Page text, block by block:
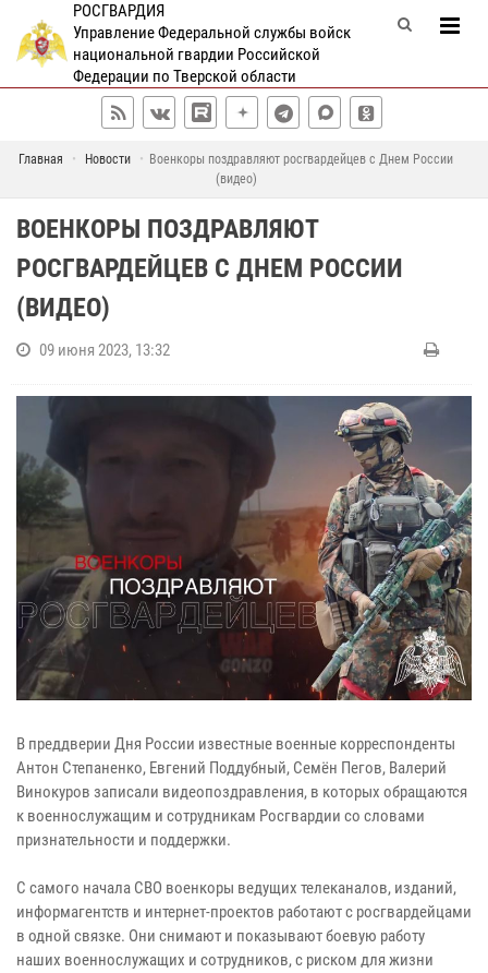
РОСГВАРДИЯ
Управление Федеральной службы войск
национальной гвардии Российской
Федерации по Тверской области
Главная Новости
Военкоры поздравляют росгвардейцев с Днем России
(видео)
ВОЕНКОРЫ ПОЗДРАВЛЯЮТ
РОСГВАРДЕЙЦЕВ С ДНЕМ РОССИИ
(ВИДЕО)
09 июня 2023, 13:32
В преддверии Дня России известные военные корреспонденты
Антон Степаненко, Евгений Поддубный, Семён Пегов, Валерий
Винокуров записали видеопоздравления, в которых обращаются
к военнослужащим и сотрудникам Росгвардии со словами
признательности и поддержки.
С самого начала СВО военкоры ведущих телеканалов, изданий,
информагентств и интернет-проектов работают с росгвардейцами
в одной связке. Они снимают и показывают боевую работу
наших военнослужащих и сотрудников, с риском для жизни